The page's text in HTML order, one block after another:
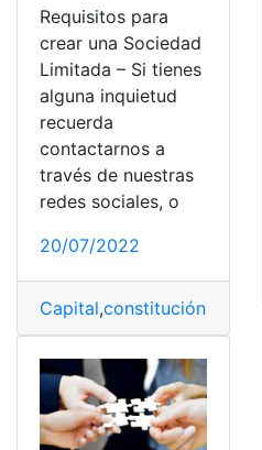
Requisitos para
crear una Sociedad
Limitada – Si tienes
alguna inquietud
recuerda
contactarnos a
través de nuestras
redes sociales, o
20/07/2022
Capital,constitución